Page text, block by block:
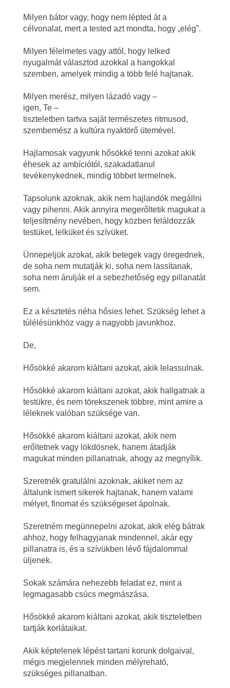
g
y
e
a
s
a
z
Milyen bátor vagy, hogy nem lépted át a
célvonalat, mert a tested azt mondta, hogy „elég”.
Milyen félelmetes vagy attól, hogy lelked
nyugalmát választod azokkal a hangokkal
szemben, amelyek mindig a több felé hajtanak.
Milyen merész, milyen lázadó vagy –
igen, Te –
tiszteletben tartva saját természetes ritmusod,
szembemész a kultúra nyaktörő ütemével.
Hajlamosak vagyunk hősökké tenni azokat akik
éhesek az ambíciótól, szakadatlanul
tevékenykednek, mindig többet termelnek.
Tapsolunk azoknak, akik nem hajlandók megállni
vagy pihenni. Akik annyira megerőltetik magukat a
teljesítmény nevében, hogy közben feláldozzák
testüket, lelküket és szívüket.
Ünnepeljük azokat, akik betegek vagy öregednek,
de soha nem mutatják ki, soha nem lassítanak,
soha nem árulják el a sebezhetőség egy pillanatát
sem.
Ez a késztetés néha hősies lehet. Szükség lehet a
túlélésünkhöz vagy a nagyobb javunkhoz.
De,
Hősökké akarom kiáltani azokat, akik lelassulnak.
Hősökké akarom kiáltani azokat, akik hallgatnak a
testükre, és nem törekszenek többre, mint amire a
léleknek valóban szüksége van.
Hősökké akarom kiáltani azokat, akik nem
erőltetnek vagy lökdösnek, hanem átadják
magukat minden pillanatnak, ahogy az megnyílik.
Szeretnék gratulálni azoknak, akiket nem az
általunk ismert sikerek hajtanak, hanem valami
mélyet, finomat és szükségeset ápolnak.
Szeretném megünnepelni azokat, akik elég bátrak
ahhoz, hogy felhagyjanak mindennel, akár egy
pillanatra is, és a szívükben lévő fájdalommal
üljenek.
Sokak számára nehezebb feladat ez, mint a
legmagasabb csúcs megmászása.
Hősökké akarom kiáltani azokat, akik tiszteletben
tartják korlátaikat.
Akik képtelenek lépést tartani korunk dolgaival,
mégis megjelennek minden mélyreható,
szükséges pillanatban.